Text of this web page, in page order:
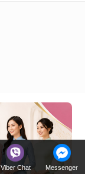
Viber Chat Messenger